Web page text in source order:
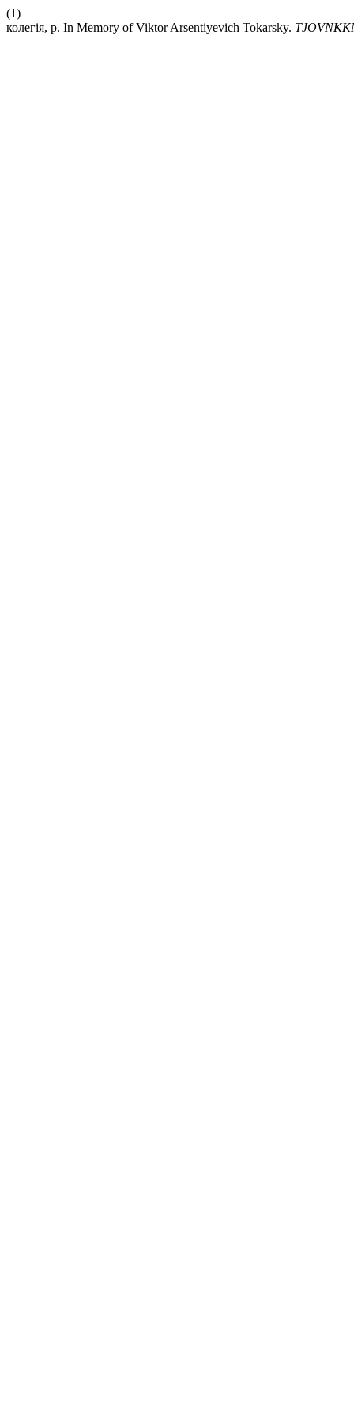
(1)
колегія, р. In Memory of Viktor Arsentiyevich Tokarsky.